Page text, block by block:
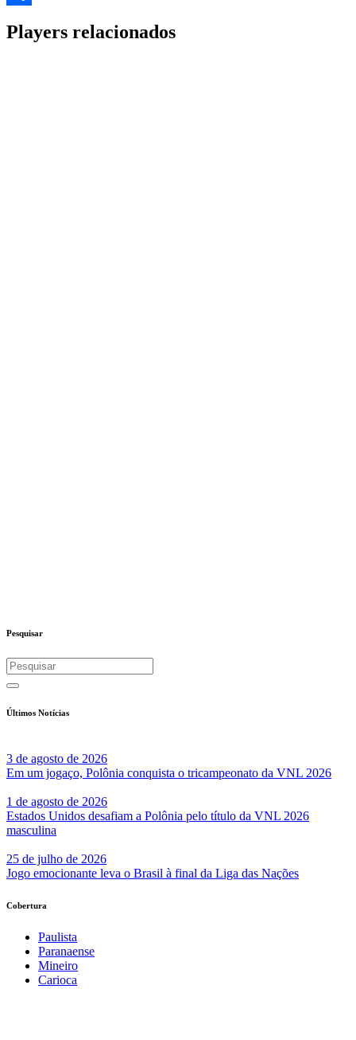
Players relacionados
Pesquisar
Últimos Notícias
3 de agosto de 2026
Em um jogaço, Polônia conquista o tricampeonato da VNL 2026
1 de agosto de 2026
Estados Unidos desafiam a Polônia pelo título da VNL 2026
masculina
25 de julho de 2026
Jogo emocionante leva o Brasil à final da Liga das Nações
Cobertura
Paulista
Paranaense
Mineiro
Carioca